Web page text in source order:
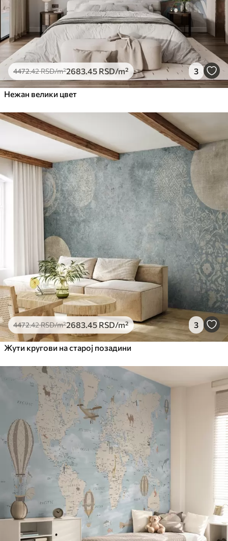
4472.42RSD/m²2683 .45 RSD/m² 3
Нежан велики цвет
4472.42RSD/m²2683 .45 RSD/m² 3
Жути кругови на старој позадини